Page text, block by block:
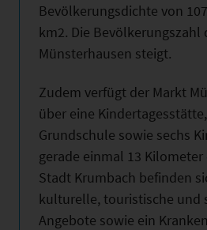
Bevölkerungsdichte von
km2. Die Bevölkerungszahl
Münsterhausen steigt.
Zudem verfügt der Markt
über eine
Grundschule sowie sechs
gerade einmal 13
Stadt Krumbach befinden
kulturelle, touristische und
Angebote sowie ein